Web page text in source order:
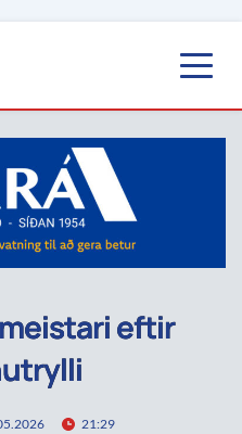
eftir
21:29